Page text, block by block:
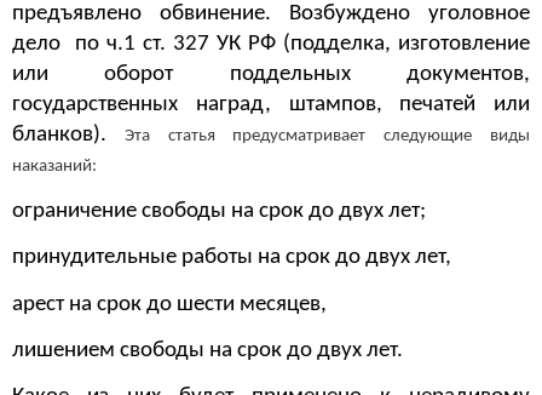
предъявлено обвинение. Возбуждено уголовное
дело по ч.1 ст. 327 УК РФ (подделка, изготовление
или оборот поддельных документов,
государственных наград, штампов, печатей или
бланков). Эта статья предусматривает следующие виды
наказаний:
ограничение свободы на срок до двух лет;
принудительные работы на срок до двух лет,
арест на срок до шести месяцев,
лишением свободы на срок до двух лет.